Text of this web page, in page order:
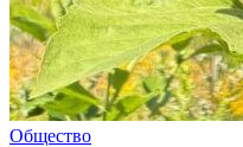
Общество